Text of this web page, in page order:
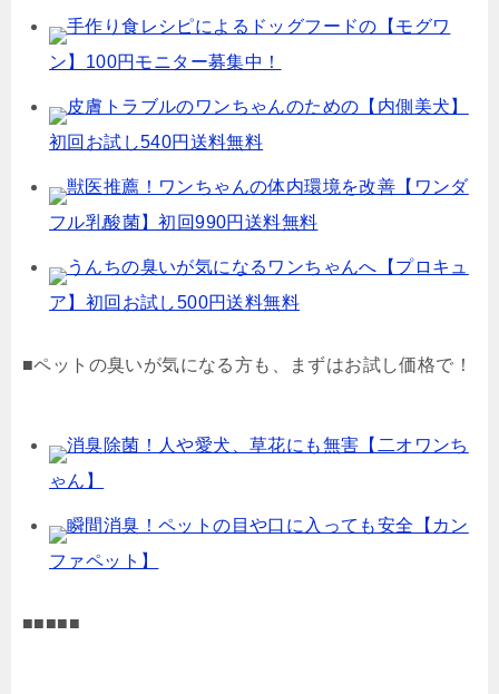
手作り食レシピによるドッグフードの【モグワ
ン】100円モニター募集中！
皮膚トラブルのワンちゃんのための【内側美犬】
初回お試し540円送料無料
獣医推薦！ワンちゃんの体内環境を改善【ワンダ
フル乳酸菌】初回990円送料無料
うんちの臭いが気になるワンちゃんへ【プロキュ
ア】初回お試し500円送料無料
■ペットの臭いが気になる方も、まずはお試し価格で！
消臭除菌！人や愛犬、草花にも無害【二オワンち
ゃん】
瞬間消臭！ペットの目や口に入っても安全【カン
ファペット】
■■■■■